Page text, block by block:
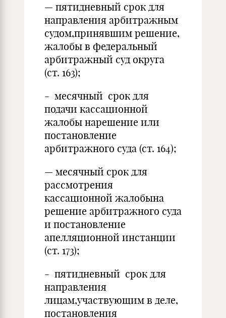
— пятидневный срок для
направления арбитражным
судом,принявшим решение,
жалобы в федеральный
арбитражный суд округа
(ст. 163);
- месячный срок для
подачи кассационной
жалобы нарешение или
постановление
арбитражного суда (ст. 164);
— месячный срок для
рассмотрения
кассационной жалобына
решение арбитражного суда
и постановление
апелляционной инстанции
(ст. 173);
- пятидневный срок для
направления
лицам,участвующим в деле,
постановления